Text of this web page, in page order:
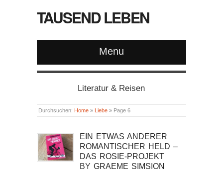
TAUSEND LEBEN
Menu
Literatur & Reisen
Durchsuchen: Home » Liebe » Page 6
EIN ETWAS ANDERER
ROMANTISCHER HELD –
DAS ROSIE-PROJEKT
BYGRAEME SIMSION